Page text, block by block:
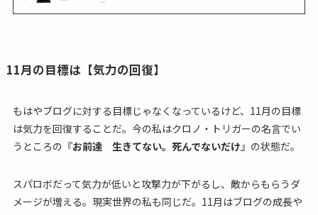
11月の目標は【気力の回復】
もはやブログに対する目標じゃなくなっているけど、11月の目標
は気力を回復することだ。今の私はクロノ・トリガーの名言でい
うところの『お前達 生きてない。死んでないだけ 』の状態だ。
スパロボだって気力が低いと攻撃力が下がるし、敵からもらうダ
メージが増える。現実世界の私も同じだ。11月はブログの成長や